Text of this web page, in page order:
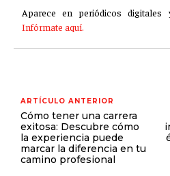
Aparece en periódicos digitales
Infórmate aquí.
ARTÍCULO ANTERIOR
Cómo tener una carrera
exitosa: Descubre cómo
la experiencia puede
marcar la diferencia en tu
camino profesional